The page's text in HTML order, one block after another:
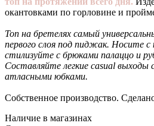
окантовками по горловине и
Топ на бретелях самый
первого слоя под пиджак. Носите
стилизуйте с брюками палаццо и
Составляйте легкие casual выходы
атласными юбками.
Собственное производство.
Наличие в магазинах